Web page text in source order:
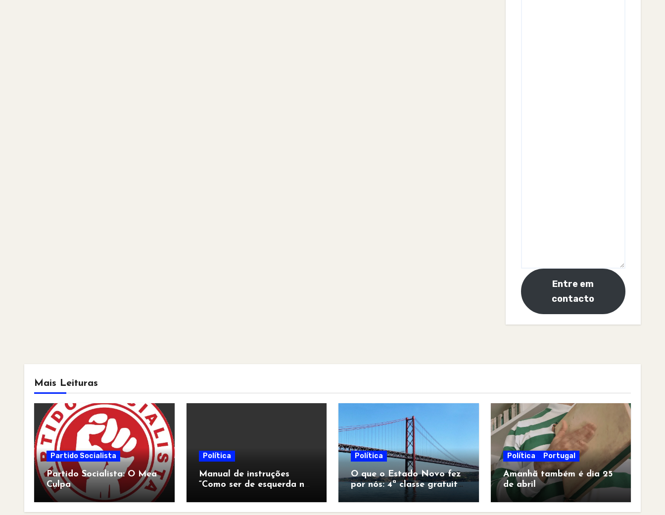
Entre em
contacto
Mais Leituras
Partido Socialista
Partido Socialista: O Mea
Culpa
Política
Manual de instruções
“Como ser de esquerda no
Política
O que o Estado Novo fez
por nós: 4ª classe gratuita
para todos
Política Portugal
Amanhã também é dia 25
de abril